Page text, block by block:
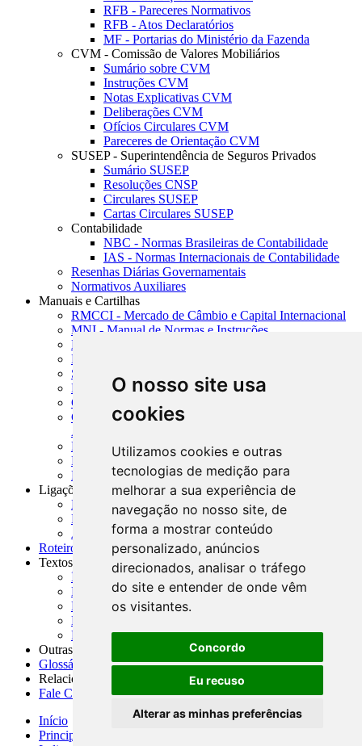
O nosso site usa
cookies
Utilizamos cookies e outras
tecnologias de medição para
melhorar a sua experiência de
navegação no nosso site, de
forma a mostrar conteúdo
personalizado, anúncios
direcionados, analisar o tráfego
do site e entender de onde vêm
os visitantes.
Concordo
Eu recuso
Alterar as minhas preferências
RFB - Pareceres Normativos
RFB - Atos Declaratórios
MF - Portarias do Ministério da Fazenda
CVM - Comissão de Valores Mobiliários
Sumário sobre CVM
Instruções CVM
Notas Explicativas CVM
Deliberações CVM
Ofícios Circulares CVM
Pareceres de Orientação CVM
SUSEP - Superintendência de Seguros Privados
Sumário SUSEP
Resoluções CNSP
Circulares SUSEP
Cartas Circulares SUSEP
Contabilidade
NBC - Normas Brasileiras de Contabilidade
IAS - Normas Internacionais de Contabilidade
Resenhas Diárias Governamentais
Normativos Auxiliares
Manuais e Cartilhas
RMCCI - Mercado de Câmbio e Capital Internacional
MNI - Manual de Normas e Instruções
MTVM - Manual de Títulos e Valores Mobiliários
MCR - Manual de Crédito Rural
SISORF - Manual de Organização do SFN
MASUP - Manual de Supervisão Bancária
CADOC - Catálogo de Documentos
CNAE-CONCLA - Classificação Nacional de
Atividades Econômicas
PMF - Cartilhas do BCB
Manuais Auxiliares do BCB e Cosif-e
Resenhas Diárias Governamentais
Ligações Externas
Links Úteis
Presidência da República
Agências Nacionais Reguladoras
Roteiros para Estudos
Textos
Índice de Textos
Editorial
Monografias
Na Imprensa
Fórum de Discussão
Outras ferramentas
Glossário
Relacionamento
Fale Conosco
Início
Principais notícias